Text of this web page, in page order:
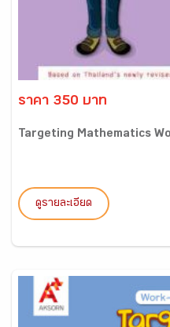
ราคา 350 บาท
Targeting Mathematics
ดูรายละเอียด